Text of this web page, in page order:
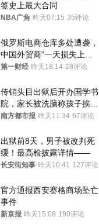
签史上最大合同
NBA广角 昨天07:15 35评论
俄罗斯电商仓库多处遭袭，
中国外贸商“一天损失上
万”紧急清仓
第一财经 昨天18:14 28评论
传销头目出狱后开办国学书
院，家长被洗脑称孩子挨打
才有效果
南方都市报 昨天11:34 67评论
出狱前8天，男子被改判死
缓！最高检披露详情——
长安街知事 昨天10:41 127评论
官方通报西安赛格商场坠亡
事件
新京报 昨天15:08 190评论